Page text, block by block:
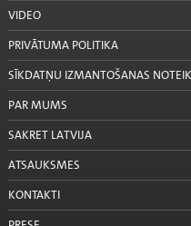
VIDEO
PRIVĀTUMA POLITIKA
SĪKDATŅU IZMANTOŠANAS
PAR MUMS
SAKRET LATVIJA
ATSAUKSMES
KONTAKTI